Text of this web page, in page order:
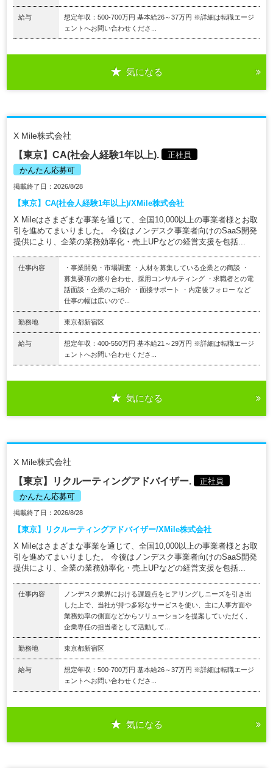
給与
想定年収：500-700万円 基本給26～37万円 ※詳細は転職エージ
ェントへお問い合わせくださ...
気になる
X Mile株式会社
【東京】CA(社会人経験1年以上).
正社員
かんたん応募可
掲載終了日：2026/8/28
【東京】CA(社会人経験1年以上)/XMile株式会社
X Mileはさまざまな事業を通じて、全国10,000以上の事業者様とお取
引を進めてまいりました。 今後はノンデスク事業者向けのSaaS開発
提供により、企業の業務効率化・売上UPなどの経営支援を包括...
仕事内容
・事業開発・市場調査 ・人材を募集している企業との商談 ・
募集要項の擦り合わせ、採用コンサルティング ・求職者との電
話面談・企業のご紹介 ・面接サポート ・内定後フォロー など
仕事の幅は広いので...
勤務地 東京都新宿区
給与
想定年収：400-550万円 基本給21～29万円 ※詳細は転職エージ
ェントへお問い合わせくださ...
気になる
X Mile株式会社
【東京】リクルーティングアドバイザー.
正社員
かんたん応募可
掲載終了日：2026/8/28
【東京】リクルーティングアドバイザー/XMile株式会社
X Mileはさまざまな事業を通じて、全国10,000以上の事業者様とお取
引を進めてまいりました。 今後はノンデスク事業者向けのSaaS開発
提供により、企業の業務効率化・売上UPなどの経営支援を包括...
仕事内容
ノンデスク業界における課題点をヒアリングしニーズを引き出
した上で、当社が持つ多彩なサービスを使い、主に人事方面や
業務効率の側面などからソリューションを提案していただく、
企業専任の担当者として活動して...
勤務地 東京都新宿区
給与
想定年収：500-700万円 基本給26～37万円 ※詳細は転職エージ
ェントへお問い合わせくださ...
気になる